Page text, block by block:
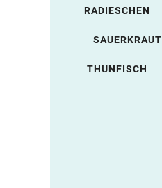
RADIESCHEN
SAUERKRAUT
THUNFISCH